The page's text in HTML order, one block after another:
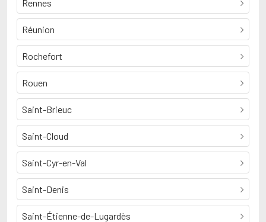
Rennes
Réunion
Rochefort
Rouen
Saint-Brieuc
Saint-Cloud
Saint-Cyr-en-Val
Saint-Denis
Saint-Étienne-de-Lugardès